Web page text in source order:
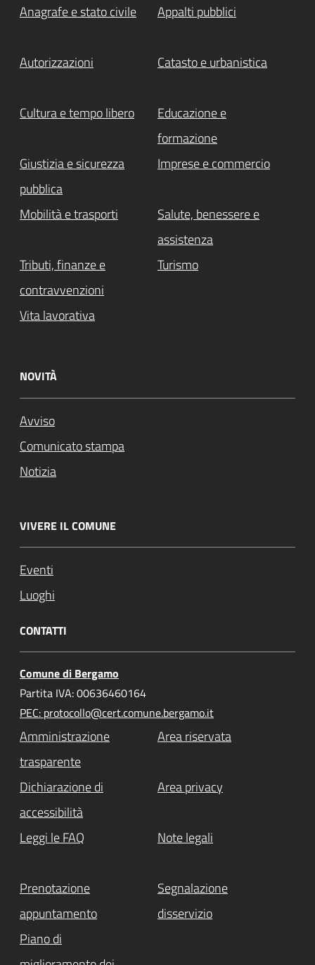
Anagrafe e stato civile Appalti pubblici
Autorizzazioni Catasto e urbanistica
Cultura e tempo libero
Educazione e
formazione
Giustizia e sicurezza
pubblica
Imprese e commercio
Mobilità e trasporti
Salute, benessere e
assistenza
Tributi, finanze e
contravvenzioni
Turismo
Vita lavorativa
NOVITÀ
Avviso
Comunicato stampa
Notizia
VIVERE IL COMUNE
Eventi
Luoghi
CONTATTI
Comune di Bergamo
Partita IVA: 00636460164
PEC: protocollo@cert.comune.bergamo.it
Amministrazione
trasparente
Area riservata
Dichiarazione di
accessibilità
Area privacy
Leggi le FAQ Note legali
Prenotazione
appuntamento
Segnalazione
disservizio
Piano di